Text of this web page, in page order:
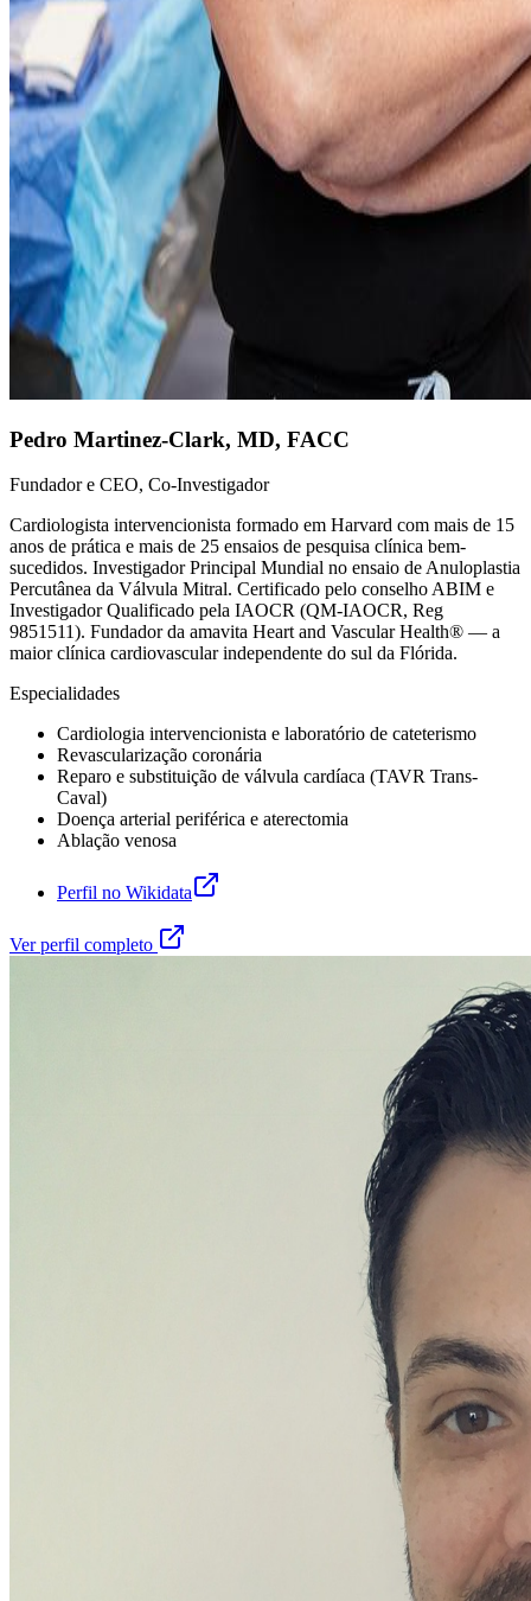
Pedro Martinez-Clark, MD, FACC
Fundador e CEO, Co-Investigador
Cardiologista intervencionista formado em Harvard com mais de 15
anos de prática e mais de 25 ensaios de pesquisa clínica bem-
sucedidos. Investigador Principal Mundial no ensaio de Anuloplastia
Percutânea da Válvula Mitral. Certificado pelo conselho ABIM e
Investigador Qualificado pela IAOCR (QM-IAOCR, Reg
9851511). Fundador da amavita Heart and Vascular Health® — a
maior clínica cardiovascular independente do sul da Flórida.
Especialidades
Cardiologia intervencionista e laboratório de cateterismo
Revascularização coronária
Reparo e substituição de válvula cardíaca (TAVR Trans-
Caval)
Doença arterial periférica e aterectomia
Ablação venosa
Perfil no Wikidata
Ver perfil completo